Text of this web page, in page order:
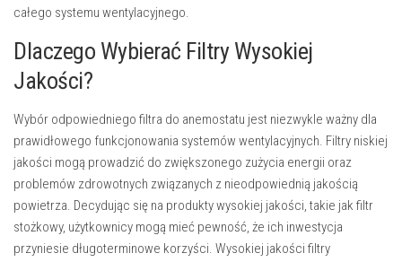
całego systemu wentylacyjnego.
Dlaczego Wybierać Filtry Wysokiej
Jakości?
Wybór odpowiedniego filtra do anemostatu jest niezwykle ważny dla
prawidłowego funkcjonowania systemów wentylacyjnych. Filtry niskiej
jakości mogą prowadzić do zwiększonego zużycia energii oraz
problemów zdrowotnych związanych z nieodpowiednią jakością
powietrza. Decydując się na produkty wysokiej jakości, takie jak filtr
stożkowy, użytkownicy mogą mieć pewność, że ich inwestycja
przyniesie długoterminowe korzyści. Wysokiej jakości filtry